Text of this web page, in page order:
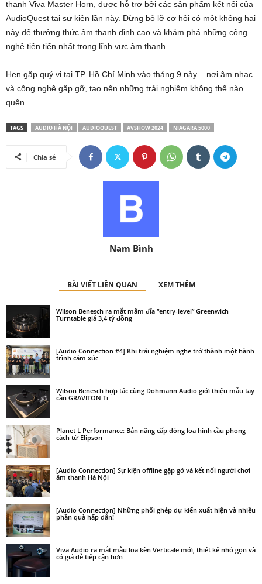
thanh Viva Master Horn, được hỗ trợ bởi các sản phẩm kết nối của
AudioQuest tại sự kiện lần này. Đừng bỏ lỡ cơ hội có một không hai
này để thưởng thức âm thanh đỉnh cao và khám phá những công
nghệ tiên tiến nhất trong lĩnh vực âm thanh.
Hẹn gặp quý vị tại TP. Hồ Chí Minh vào tháng 9 này – nơi âm nhạc
và công nghệ gặp gỡ, tạo nên những trải nghiệm không thể nào
quên.
TAGS AUDIO HÀ NỘI AUDIOQUEST AVSHOW 2024 NIAGARA 5000
Chia sẻ
Nam Bình
BÀI VIẾT LIÊN QUAN XEM THÊM
Wilson Benesch ra mắt mâm đĩa “entry-level” Greenwich
Turntable giá 3,4 tỷ đồng
[Audio Connection #4] Khi trải nghiệm nghe trở thành một hành
trình cảm xúc
Wilson Benesch hợp tác cùng Dohmann Audio giới thiệu mẫu tay
cần GRAVITON Ti
Planet L Performance: Bản nâng cấp dòng loa hình cầu phong
cách từ Elipson
[Audio Connection] Sự kiện offline gặp gỡ và kết nối người chơi
âm thanh Hà Nội
[Audio Connection] Những phối ghép dự kiến xuất hiện và nhiều
phần quà hấp dẫn!
Viva Audio ra mắt mẫu loa kèn Verticale mới, thiết kế nhỏ gọn và
có giá dễ tiếp cận hơn